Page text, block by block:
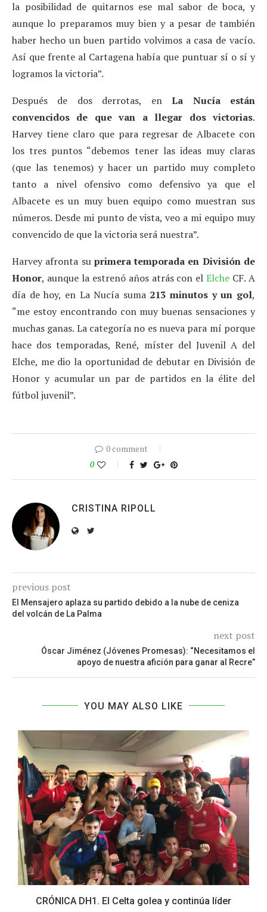
la posibilidad de quitarnos ese mal sabor de boca, y
aunque lo preparamos muy bien y a pesar de también
haber hecho un buen partido volvimos a casa de vacío.
Así que frente al Cartagena había que puntuar sí o sí y
logramos la victoria”.
Después de dos derrotas, enLa Nucía están
convencidos de que van a llegar dos victorias.
Harvey tiene claro que para regresar de Albacete con
los tres puntos “debemos tener las ideas muy claras
(que las tenemos) y hacer un partido muy completo
tanto a nivel ofensivo como defensivo ya que el
Albacete es un muy buen equipo como muestran sus
números. Desde mi punto de vista, veo a mi equipo muy
convencido de que la victoria será nuestra”.
Harvey afronta su primera temporada en División de
Honor, aunque la estrenó años atrás con elElche CF. A
día de hoy, en La Nucía suma 213 minutos y un gol,
“me estoy encontrando con muy buenas sensaciones y
muchas ganas. La categoría no es nueva para mí porque
hace dos temporadas, René, míster del Juvenil A del
Elche, me dio la oportunidad de debutar en División de
Honor y acumular un par de partidos en la élite del
fútbol juvenil”.
0 comment
0
CRISTINA RIPOLL
previous post
El Mensajero aplaza su partido debido a la nube de ceniza
del volcán de La Palma
next post
Óscar Jiménez (Jóvenes Promesas): “Necesitamos el
apoyo de nuestra afición para ganar al Recre”
YOU MAY ALSO LIKE
CRÓNICA DH1. El Celta golea y continúa líder